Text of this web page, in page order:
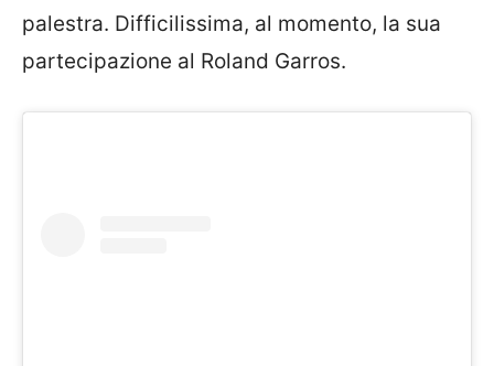
palestra. Difficilissima, al momento, la sua
partecipazione al Roland Garros.